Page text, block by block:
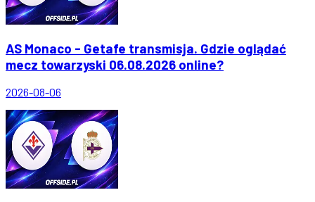
AS Monaco - Getafe transmisja. Gdzie oglądać
mecz towarzyski 06.08.2026 online?
2026-08-06